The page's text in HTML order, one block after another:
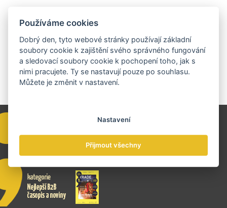
Používáme cookies
Dobrý den, tyto webové stránky používají základní
soubory cookie k zajištění svého správného fungování
a sledovací soubory cookie k pochopení toho, jak s
nimi pracujete. Ty se nastavují pouze po souhlasu.
Můžete je změnit v nastavení.
Nastavení
Přijmout všechny